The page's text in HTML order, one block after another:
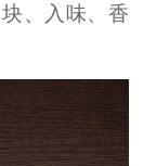
、入味、香